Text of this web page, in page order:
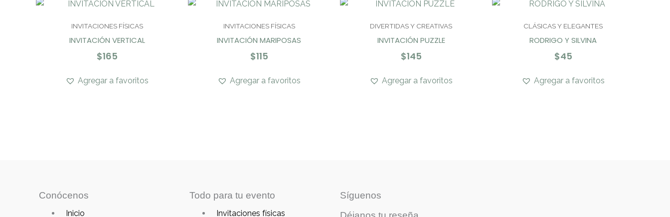
INVITACIONES FÍSICAS
INVITACIÓN VERTICAL
$165
Agregar a favoritos
INVITACIONES FÍSICAS
INVITACIÓN MARIPOSAS
$115
Agregar a favoritos
DIVERTIDAS Y CREATIVAS
INVITACIÓN PUZZLE
$145
Agregar a favoritos
CLÁSICAS Y ELEGANTES
RODRIGO Y SILVINA
$45
Agregar a favoritos
Conócenos
Main Inicio
Todo para tu evento
Main Invitaciones físicas
Síguenos